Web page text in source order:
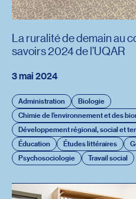
3 mai 2024
Administration
Biologie
Chimie de l’environnement et des
Développement régional, social et
Éducation
Études littéraires
Psychosociologie
Travail social
La ruralité de demain au
savoirs 2024 de l’UQAR